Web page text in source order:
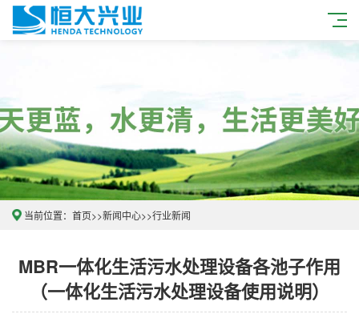
当前位置： 首页>>新闻中心>>行业新闻
MBR一体化生活污水处理设备各池子作用
（一体化生活污水处理设备使用说明）